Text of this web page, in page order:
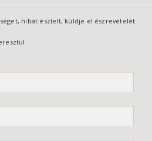
hibát észlelt, küldje el észrevételét